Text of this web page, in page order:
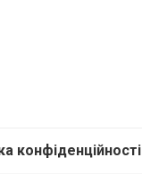
конфіденційності